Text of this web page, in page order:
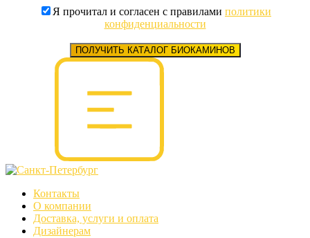
Я прочитал и согласен с правилами политики
конфиденциальности
ПОЛУЧИТЬ КАТАЛОГ БИОКАМИНОВ
Контакты
О компании
Доставка, услуги и оплата
Дизайнерам